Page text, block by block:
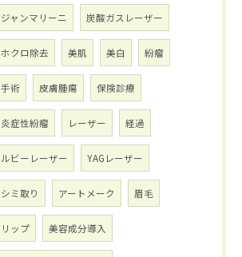
ジャンマリーニ 炭酸ガスレーザー
ホクロ除去 美肌 美白 紛瘤
手術 皮膚腫瘍 保険診療
炎症性紛瘤 レーザー 経過
ルビーレーザー YAGレーザー
シミ取り アートメーク 眉毛
リップ 美容成分導入